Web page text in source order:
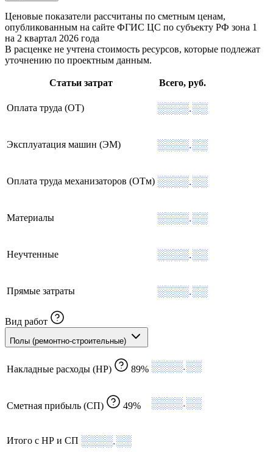
Ценовые показатели рассчитаны по сметным ценам,
опубликованным на сайте ФГИС ЦС по субъекту РФ зона 1
на 2 квартал 2026 года
В расценке не учтена стоимость ресурсов, которые подлежат
уточнению по проектным данным.
Статьи затрат Всего, руб.
Оплата труда (ОТ) ░░░░.░░
Эксплуатация машин (ЭМ) ░░░░.░░
Оплата труда механизаторов (ОТм) ░░░░.░░
Материалы ░░░░.░░
Неучтенные ░░░░.░░
Прямые затраты ░░░░.░░
Вид работ
Полы (ремонтно-строительные)
Накладные расходы (НР) 89% ░░░░.░░
Сметная прибыль (СП) 49% ░░░░.░░
Итого с НР и СП ░░░░.░░